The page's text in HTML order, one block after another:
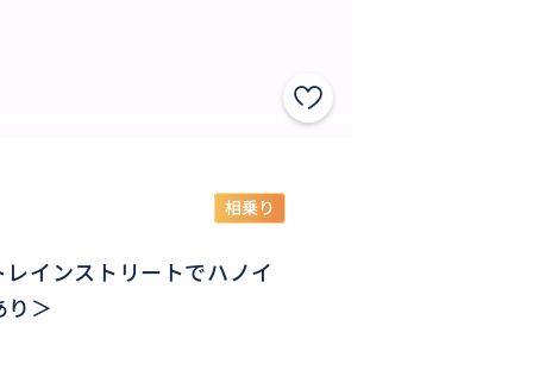
相乗り
インストリートでハノイ
り＞